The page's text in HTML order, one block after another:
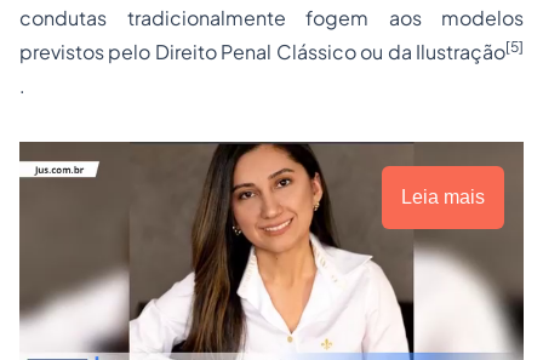
condutas tradicionalmente fogem aos modelos
previstos pelo Direito Penal Clássico ou da Ilustração[5]
.
Leia mais